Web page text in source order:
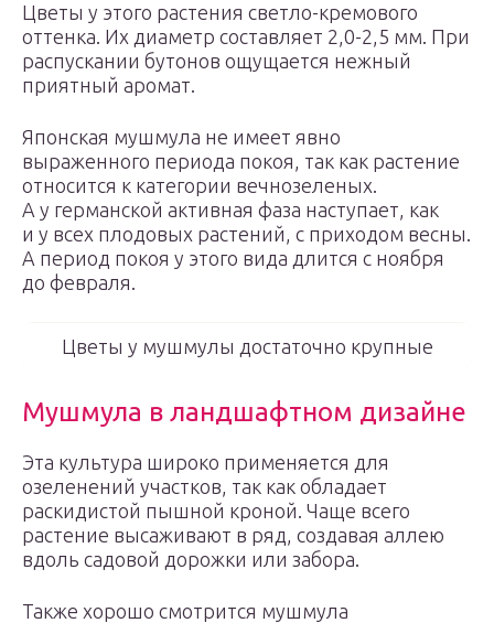
Цветы у этого растения светло-кремового
оттенка. Их диаметр составляет 2,0-2,5 мм. При
распускании бутонов ощущается нежный
приятный аромат.
Японская мушмула не имеет явно
выраженного периода покоя, так как растение
относится к категории вечнозеленых.
А у германской активная фаза наступает, как
и у всех плодовых растений, с приходом весны.
А период покоя у этого вида длится с ноября
до февраля.
Цветы у мушмулы достаточно крупные
Мушмула в ландшафтном дизайне
Эта культура широко применяется для
озеленений участков, так как обладает
раскидистой пышной кроной. Чаще всего
растение высаживают в ряд, создавая аллею
вдоль садовой дорожки или забора.
Также хорошо смотрится мушмула